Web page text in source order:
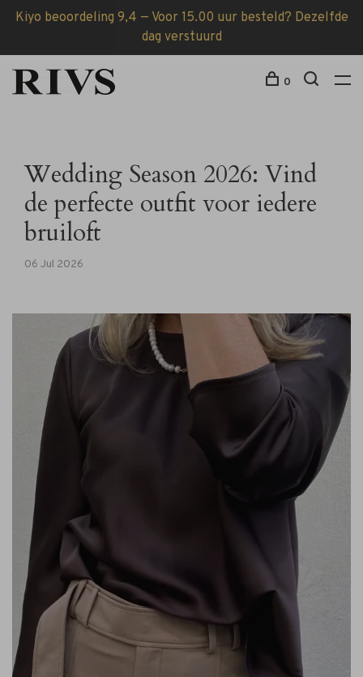
Kiyo beoordeling 9,4 — Voor 15.00 uur besteld? Dezelfde
dag verstuurd
0
Wedding Season 2026: Vind
de perfecte outfit voor iedere
bruiloft
06 Jul 2026